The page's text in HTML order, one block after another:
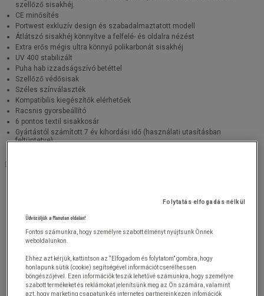
szellőző sisakhéj.
CE minősítés
Portwest exkluzív design és szabadalmaztatott modell
Átlátszó sisakhéj könnyítve a felfelé- és oldalra nézést
Extra erős mégis ultra könnyű polikarbonát sisakhéj
UV 400 stabilizált
Puha hab izzadságszívó betéttel
Szellőző védősisak
Széles színválaszték
Kompatibilis kiegészítők elérhetőek
Racsnis gyorsbeállító
6 pontos textil sisakkosár
Gyártástól számított 7 év kihordási idő (használati utasításban
feltüntetve)
Folytatás elfogadás nélkül
Üdvözöljük a Manutan oldalán!
Fontos számunkra, hogy személyre szabott élményt nyújtsunk Önnek
weboldalunkon.
Ehhez azt kérjük, kattintson az “Elfogadom és folytatom” gombra, hogy
honlapunk sütik (cookie) segítségével információt cserélhessen
böngészőjével. Ezen információk teszik lehetővé számunkra, hogy személyre
szabott termékeket és reklámokat jelenítsünk meg az Ön számára, valamint
azt, hogy marketing csapatunk és internetes partnereink ezen infomációk